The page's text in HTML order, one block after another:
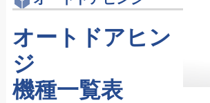
オートドアヒン
ジ
機種一覧表